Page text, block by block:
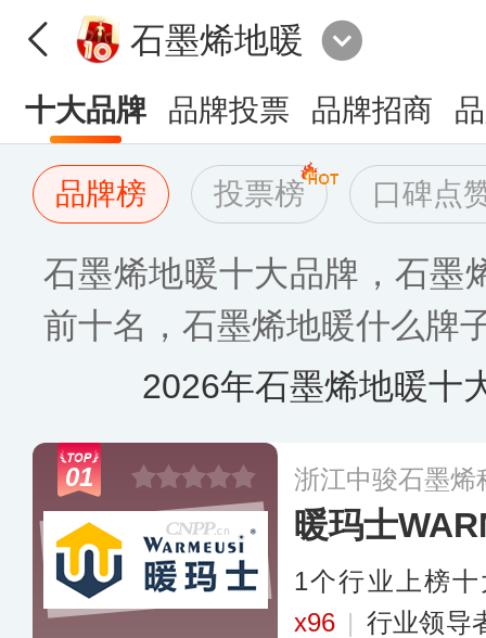
石墨烯地暖
十大品牌 品牌投票 品牌招商
品牌榜 投票榜 口碑点
石墨烯地暖十大品牌，石墨
前十名，石墨烯地暖什么牌
2026年石墨烯地暖十
01 浙江中骏石墨烯
暖玛士
1个行业上榜
x96 | 行业领导